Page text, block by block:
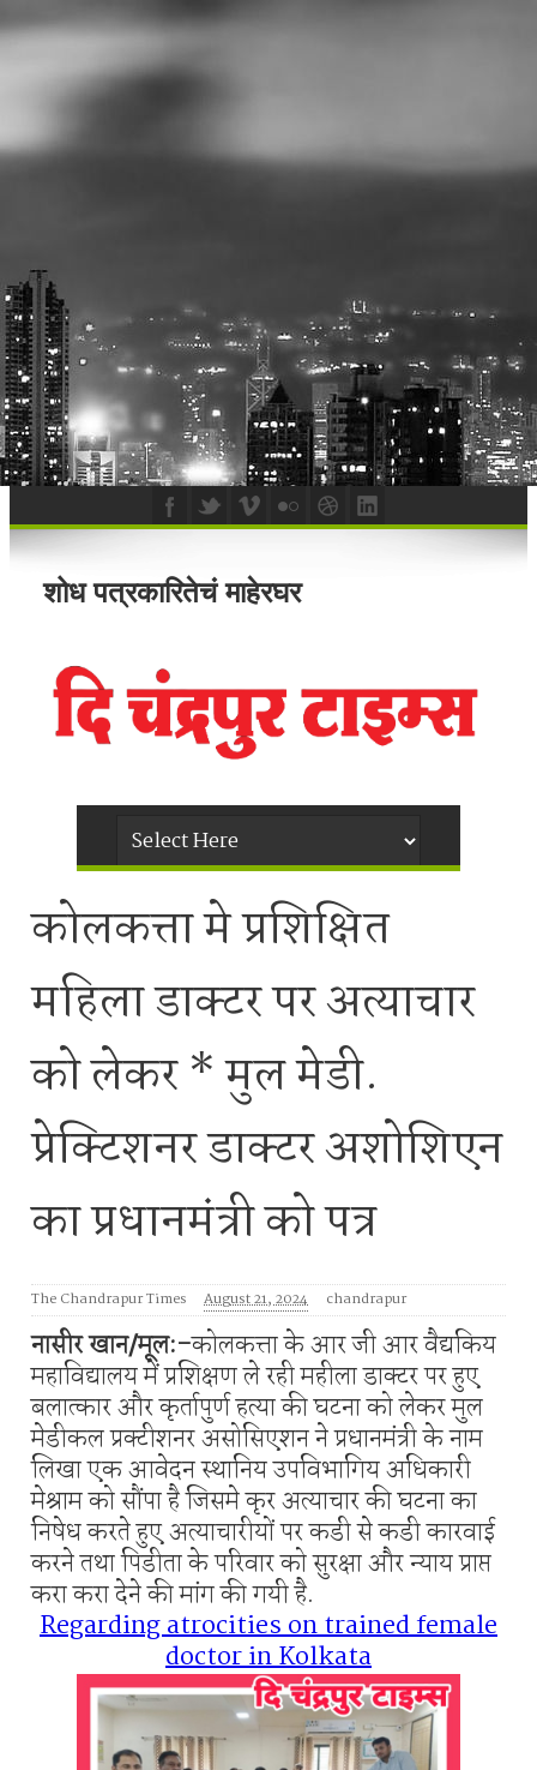
शोध पत्रकारितेचं माहेरघर
कोलकत्ता मे प्रशिक्षित
महिला डाक्टर पर अत्याचार
को लेकर * मुल मेडी.
प्रेक्टिशनर डाक्टर अशोशिएन
का प्रधानमंत्री को पत्र
The Chandrapur Times August 21, 2024 chandrapur
नासीर खान/मूल:-कोलकत्ता के आर जी आर वैद्यकिय
महाविद्यालय में प्रशिक्षण ले रही महीला डाक्टर पर हुए
बलात्कार और कृर्तापुर्ण हत्या की घटना को लेकर मुल
मेडीकल प्रक्टीशनर असोसिएशन ने प्रधानमंत्री के नाम
लिखा एक आवेदन स्थानिय उपविभागिय अधिकारी
मेश्राम को सौंपा है जिसमे कृर अत्याचार की घटना का
निषेध करते हुए अत्याचारीयों पर कडी से कडी कारवाई
करने तथा पिडीता के परिवार को सुरक्षा और न्याय प्राप्त
करा करा देने की मांग की गयी है.
Regarding atrocities on trained female
doctor in Kolkata